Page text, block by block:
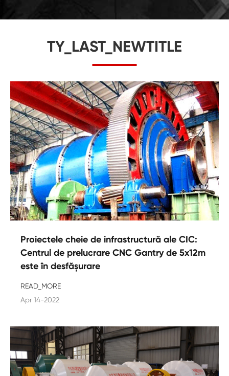
TY_LAST_NEWTITLE
Proiectele cheie de infrastructură ale CIC:
Centrul de prelucrare CNC Gantry de 5x12m
este în desfășurare
READ_MORE
Apr 14-2022